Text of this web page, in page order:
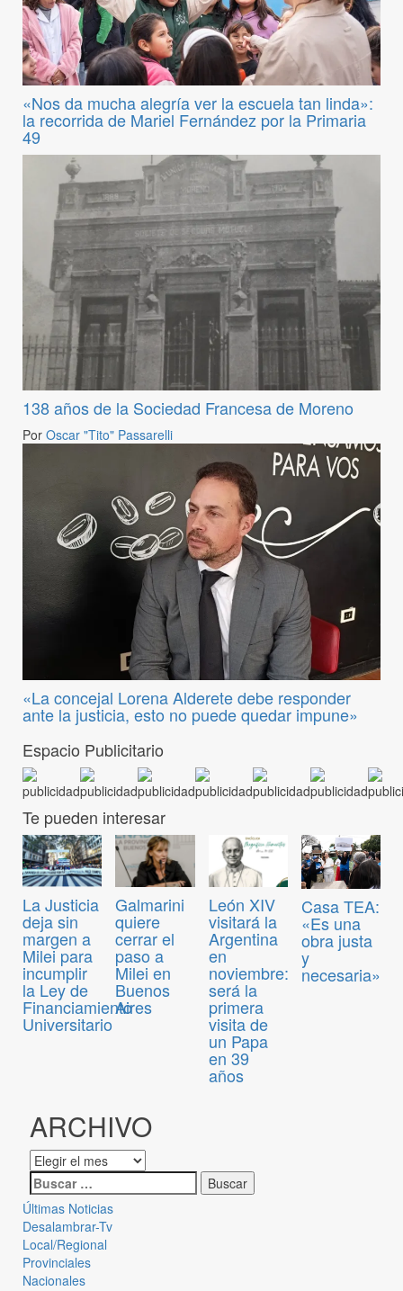
«Nos da mucha alegría ver la escuela tan linda»:
la recorrida de Mariel Fernández por la Primaria
49
138 años de la Sociedad Francesa de Moreno
Por Oscar "Tito" Passarelli
«La concejal Lorena Alderete debe responder
ante la justicia, esto no puede quedar impune»
Espacio Publicitario
Te pueden interesar
La Justicia
deja sin
margen a
Milei para
incumplir
la Ley de
Financiamiento
Universitario
Galmarini
quiere
cerrar el
paso a
Milei en
Buenos
Aires
León XIV
visitará la
Argentina
en
noviembre:
será la
primera
visita de
un Papa
en 39
años
Casa TEA:
«Es una
obra justa
y
necesaria»
ARCHIVO
Últimas Noticias
Desalambrar-Tv
Local/Regional
Provinciales
Nacionales